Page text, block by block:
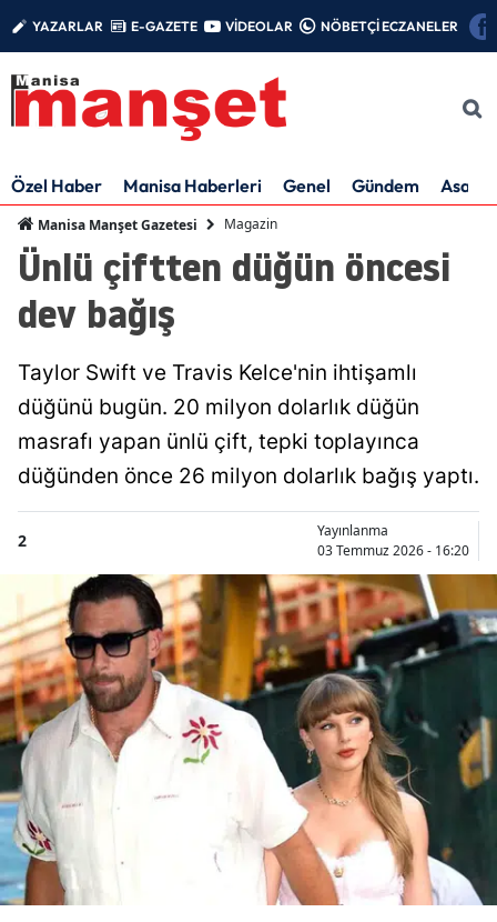
YAZARLAR E-GAZETE VİDEOLAR NÖBETÇİ ECZANELER
Özel Haber Manisa Haberleri Genel Gündem Asayiş
Manisa Manşet Gazetesi Magazin
Ünlü çiftten düğün öncesi
dev bağış
Taylor Swift ve Travis Kelce'nin ihtişamlı
düğünü bugün. 20 milyon dolarlık düğün
masrafı yapan ünlü çift, tepki toplayınca
düğünden önce 26 milyon dolarlık bağış yaptı.
2
Yayınlanma
03 Temmuz 2026 - 16:20